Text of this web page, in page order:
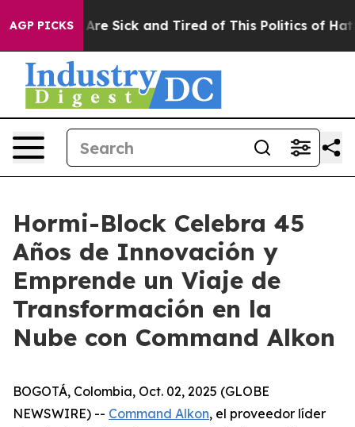
AGP PICKSAre Sick and Tired of This Politics of Hatred”
Hormi-Block Celebra 45
Años de Innovación y
Emprende un Viaje de
Transformación en la
Nube con Command Alkon
BOGOTÁ, Colombia, Oct. 02, 2025 (GLOBE
NEWSWIRE) -- Command Alkon, el proveedor líder